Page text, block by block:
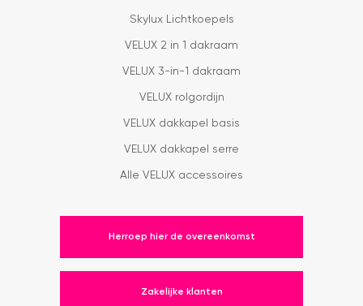
Skylux Lichtkoepels
VELUX 2 in 1 dakraam
VELUX 3-in-1 dakraam
VELUX rolgordijn
VELUX dakkapel basis
VELUX dakkapel serre
Alle VELUX accessoires
Herroep hier de overeenkomst
Zakelijke klanten